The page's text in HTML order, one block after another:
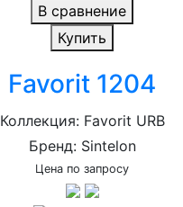
В сравнение
Купить
Favorit 1204
Коллекция: Favorit URB
Бренд: Sintelon
Цена по запросу